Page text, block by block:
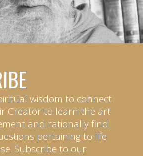
wisdom to connect
Creator to learn the art
and rationally find
pertaining to life
Subscribe to our